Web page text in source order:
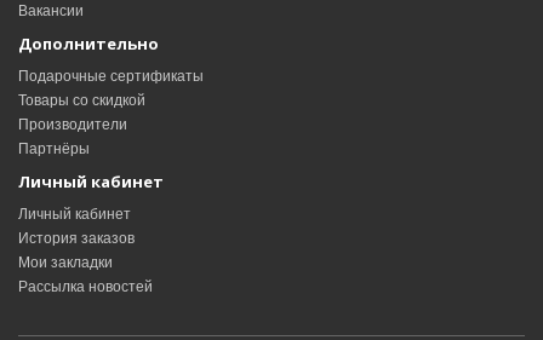
Вакансии
Дополнительно
Подарочные сертификаты
Товары со скидкой
Производители
Партнёры
Личный кабинет
Личный кабинет
История заказов
Мои закладки
Рассылка новостей